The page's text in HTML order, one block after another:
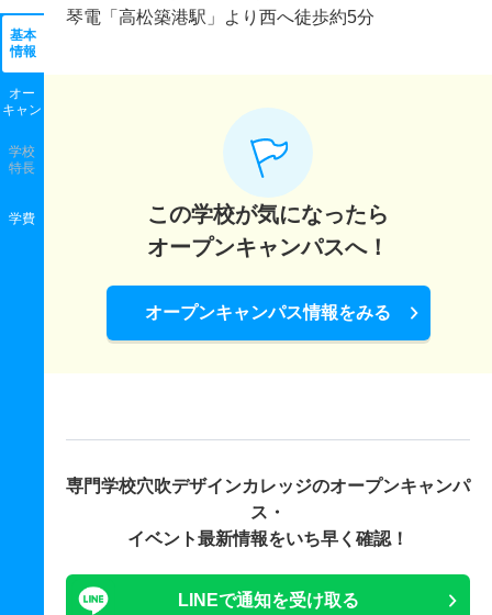
基本
情報
オー
キャン
学校
特長
学費
琴電「高松築港駅」より西へ徒歩約5分
この学校が気になったら
オープンキャンパスへ！
オープンキャンパス情報をみる
専門学校穴吹デザインカレッジのオープンキャンパ
ス・
イベント最新情報をいち早く確認！
LINEで通知を受け取る